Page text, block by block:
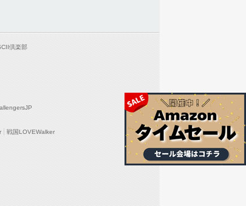
倶楽部
戦国LOVEWalker